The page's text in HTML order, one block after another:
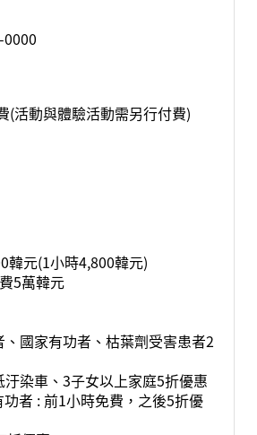
(活動與體驗活動需另行付費)
韓元(1小時4,800韓元)
5萬韓元
、國家有功者、枯葉劑受害患者2
汙染車、3子女以上家庭5折優惠
者 : 前1小時免費，之後5折優